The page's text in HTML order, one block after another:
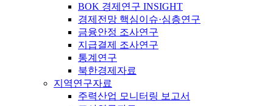
BOK 경제연구 INSIGHT
경제전망 핵심이슈·심층연구
금융안정 조사연구
지급결제 조사연구
통계연구
북한경제자료
지역연구자료
주력산업 모니터링 보고서